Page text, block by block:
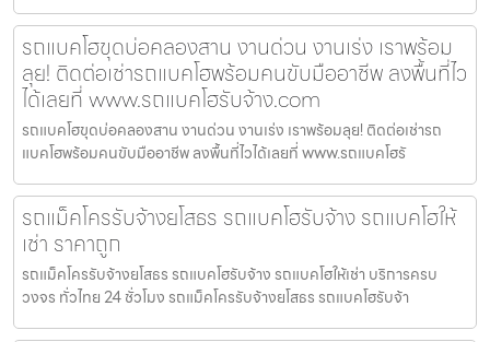
รถแบคโฮขุดบ่อคลองสาน งานด่วน งานเร่ง เราพร้อม
ลุย! ติดต่อเช่ารถแบคโฮพร้อมคนขับมืออาชีพ ลงพื้นที่ไว
ได้เลยที่ www.รถแบคโฮรับจ้าง.com
รถแบคโฮขุดบ่อคลองสาน งานด่วน งานเร่ง เราพร้อมลุย! ติดต่อเช่ารถ
แบคโฮพร้อมคนขับมืออาชีพ ลงพื้นที่ไวได้เลยที่ www.รถแบคโฮรั
รถแม็คโครรับจ้างยโสธร รถแบคโฮรับจ้าง รถแบคโฮให้
เช่า ราคาถูก
รถแม็คโครรับจ้างยโสธร รถแบคโฮรับจ้าง รถแบคโฮให้เช่า บริการครบ
วงจร ทั่วไทย 24 ชั่วโมง รถแม็คโครรับจ้างยโสธร รถแบคโฮรับจ้า